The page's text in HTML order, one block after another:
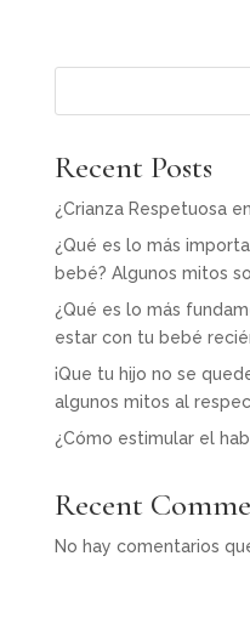
Recent Posts
¿Crianza Respetuosa
¿Qué es lo más
bebé? Algunos mitos
¿Qué es lo más
estar con tu bebé
¡Que tu hijo no se
algunos mitos al
¿Cómo estimular el
Recent
No hay comentarios